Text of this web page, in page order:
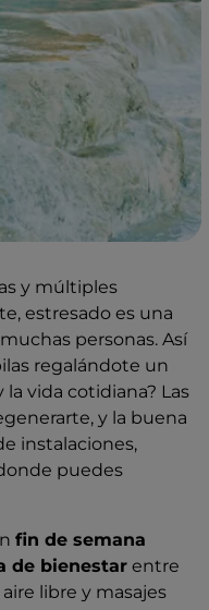
y múltiples
estresado es una
personas. Así
regalándote un
vida cotidiana? Las
y la buena
instalaciones,
puedes
fin de semana
de bienestar entre
libre y masajes